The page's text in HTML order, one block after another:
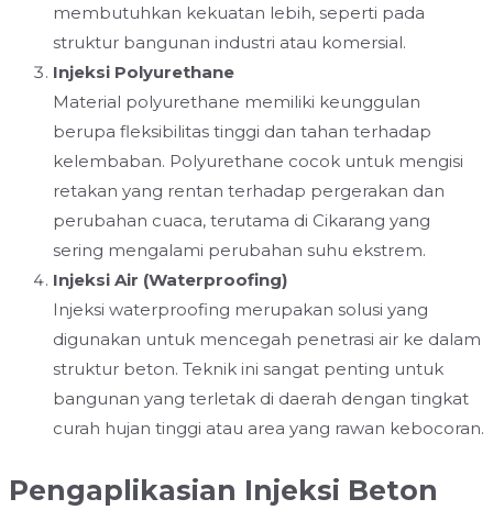
membutuhkan kekuatan lebih, seperti pada
struktur bangunan industri atau komersial.
Injeksi Polyurethane
Material polyurethane memiliki keunggulan
berupa fleksibilitas tinggi dan tahan terhadap
kelembaban. Polyurethane cocok untuk mengisi
retakan yang rentan terhadap pergerakan dan
perubahan cuaca, terutama di Cikarang yang
sering mengalami perubahan suhu ekstrem.
Injeksi Air (Waterproofing)
Injeksi waterproofing merupakan solusi yang
digunakan untuk mencegah penetrasi air ke dalam
struktur beton. Teknik ini sangat penting untuk
bangunan yang terletak di daerah dengan tingkat
curah hujan tinggi atau area yang rawan kebocoran.
Pengaplikasian Injeksi Beton